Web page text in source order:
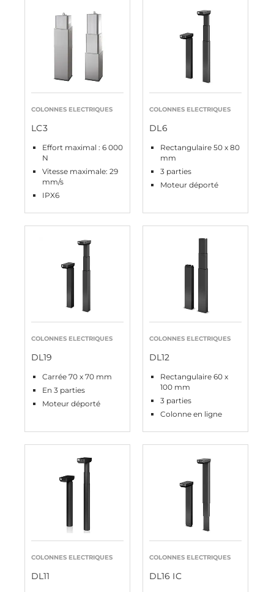
COLONNES ELECTRIQUES
LC3
Effort maximal : 6 000
N
Vitesse maximale: 29
mm/s
IPX6
COLONNES ELECTRIQUES
DL6
Rectangulaire 50 x 80
mm
3 parties
Moteur déporté
COLONNES ELECTRIQUES
DL19
Carrée 70 x 70 mm
En 3 parties
Moteur déporté
COLONNES ELECTRIQUES
DL12
Rectangulaire 60 x
100 mm
3 parties
Colonne en ligne
COLONNES ELECTRIQUES
DL11
COLONNES ELECTRIQUES
DL16 IC